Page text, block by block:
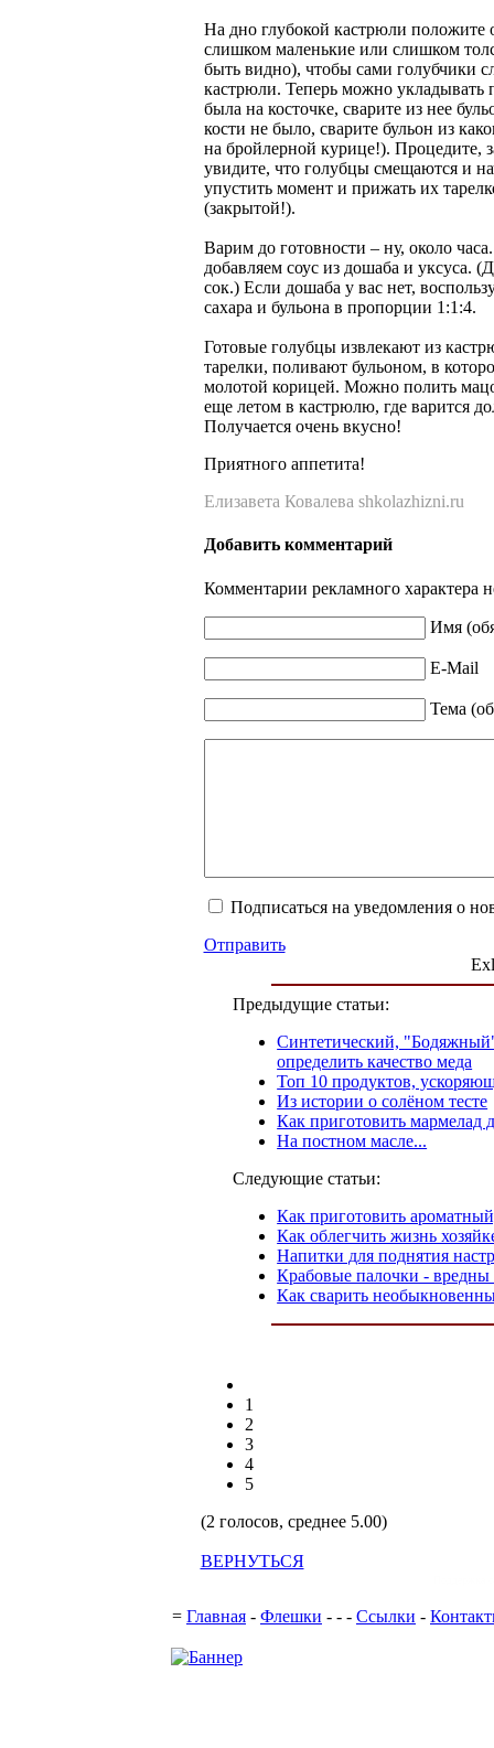
На дно глубокой кастрюли положите
слишком маленькие или слишком
быть видно), чтобы сами голубчики
кастрюли. Теперь можно укладывать
была на косточке, сварите из нее
кости не было, сварите бульон из
на бройлерной курице!). Процедите,
увидите, что голубцы смещаются и
упустить момент и прижать их
(закрытой!).
Варим до готовности – ну, около
добавляем соус из дошаба и уксуса.
сок.) Если дошаба у вас нет,
сахара и бульона в пропорции 1:1:4.
Готовые голубцы извлекают из
тарелки, поливают бульоном, в
молотой корицей. Можно полить
еще летом в кастрюлю, где варится
Получается очень вкусно!
Приятного аппетита!
Елизавета Ковалева shkolazhizni.ru
Добавить комментарий
Комментарии рекламного характера
Имя
E-Mail
Тема
Подписаться на уведомления о
Отправить
Предыдущие статьи:
Синтетический,
определить качество меда
Топ 10 продуктов,
Из истории о солёном тесте
Как приготовить мармелад
На постном масле...
Следующие статьи:
Как приготовить
Как облегчить жизнь
Напитки для поднятия
Крабовые палочки - вредны
Как сварить
1
2
3
4
5
(2 голосов, среднее 5.00)
ВЕРНУТЬСЯ
= Главная - Флешки - - - Ссылки -